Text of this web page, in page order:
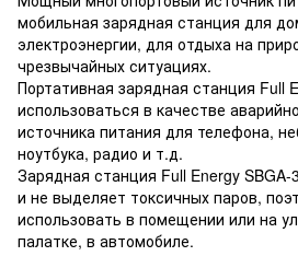
мобильная зарядная станция для
электроэнергии, для отдыха на
чрезвычайных ситуациях.
Портативная зарядная станция Full
использоваться в качестве
источника питания для телефона,
ноутбука, радио и т.д.
Зарядная станция Full Energy SBGA-
и не выделяет токсичных паров,
использовать в помещении или на
палатке, в автомобиле.